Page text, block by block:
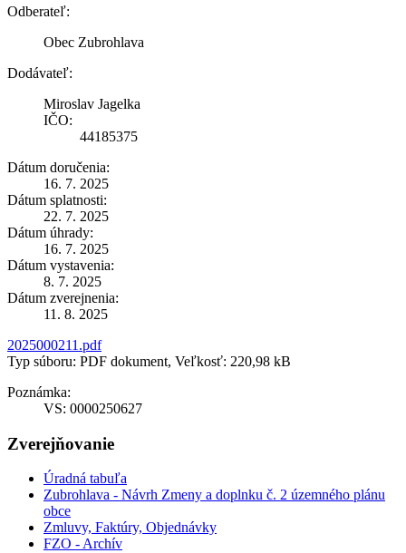
Odberateľ:
Obec Zubrohlava
Dodávateľ:
Miroslav Jagelka
IČO:
44185375
Dátum doručenia:
16. 7. 2025
Dátum splatnosti:
22. 7. 2025
Dátum úhrady:
16. 7. 2025
Dátum vystavenia:
8. 7. 2025
Dátum zverejnenia:
11. 8. 2025
2025000211.pdf
Typ súboru: PDF dokument, Veľkosť: 220,98 kB
Poznámka:
VS: 0000250627
Zverejňovanie
Úradná tabuľa
Zubrohlava - Návrh Zmeny a doplnku č. 2 územného plánu
obce
Zmluvy, Faktúry, Objednávky
FZO - Archív